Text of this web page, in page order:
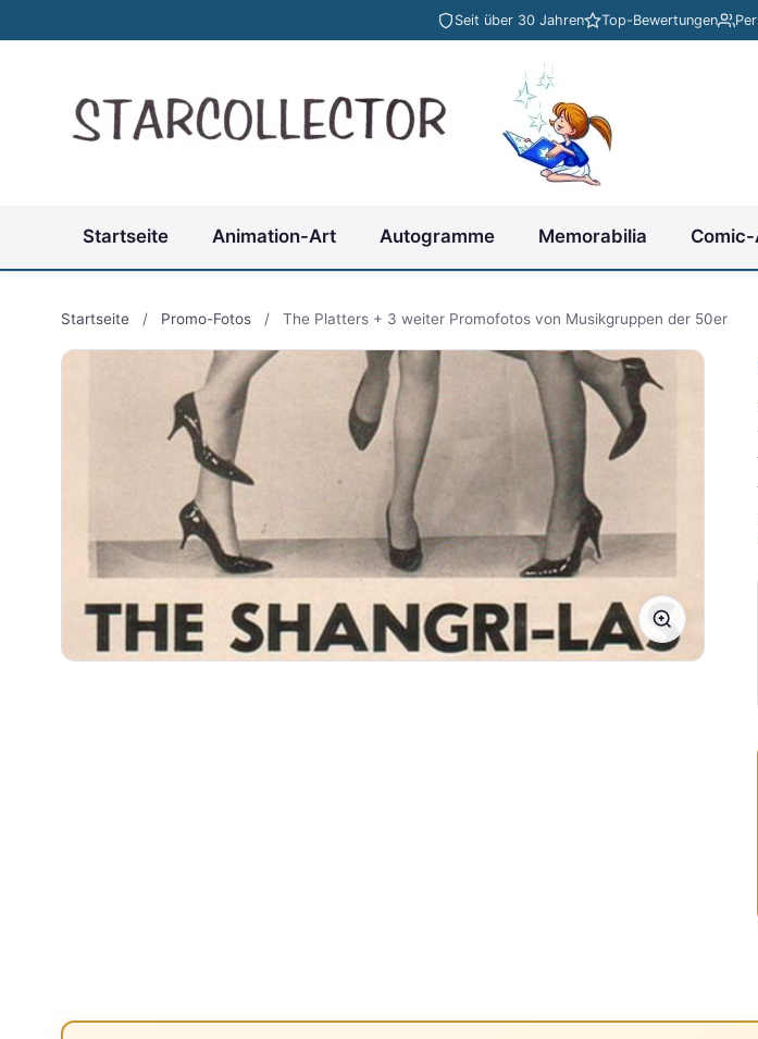
Seit über 30 Jahren Top-Bewertungen
Startseite Animation-Art Autogramme Memorabilia
Startseite / Promo-Fotos / The Platters + 3 weiter Promofotos von Musikgruppen der 50er